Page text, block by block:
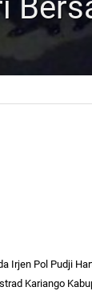
Irjen Pol Pudji
Kariango